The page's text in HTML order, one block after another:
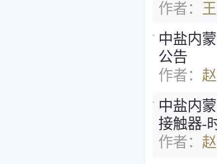
作者：
中盐内
公告
作者：
中盐内
接触器-
作者：